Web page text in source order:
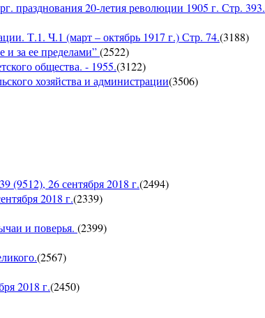
20-летия революции 1905 г. Стр. 393.
Т.1. Ч.1 (март – октябрь 1917 г.) Стр. 74.(3188)
за ее пределами”(2522)
общества. - 1955.(3122)
хозяйства и администрации(3506)
26 сентября 2018 г.(2494)
2018 г.(2339)
и поверья. (2399)
(2567)
2018 г.(2450)